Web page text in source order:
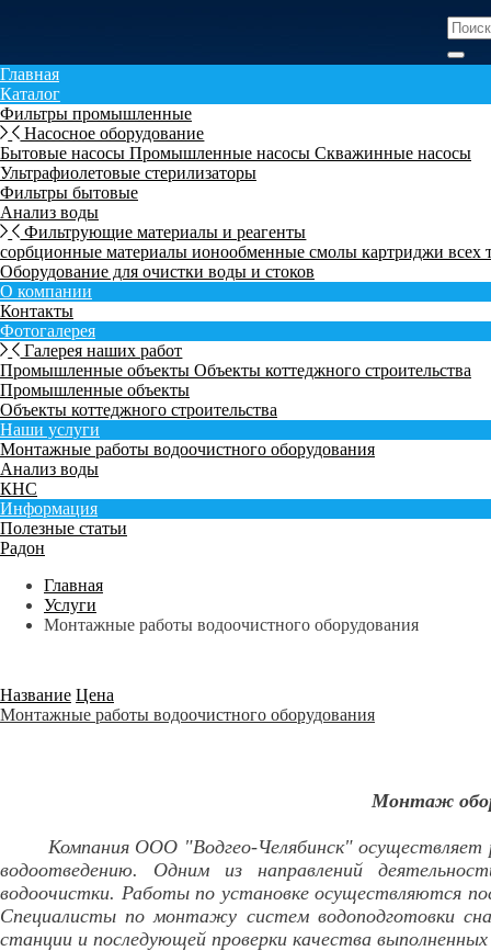
Главная
Каталог
Фильтры промышленные
Насосное оборудование
Бытовые насосы Промышленные насосы Скважинные насосы
Ультрафиолетовые стерилизаторы
Фильтры бытовые
Анализ воды
Фильтрующие материалы и реагенты
сорбционные материалы ионообменные смолы картриджи всех
Оборудование для очистки воды и стоков
О компании
Контакты
Фотогалерея
Галерея наших работ
Промышленные объекты Объекты коттеджного строительства
Промышленные объекты
Объекты коттеджного строительства
Наши услуги
Монтажные работы водоочистного оборудования
Анализ воды
КНС
Информация
Полезные статьи
Радон
Главная
Услуги
Монтажные работы водоочистного оборудования
Название Цена
Монтажные работы водоочистного оборудования
Монтаж
Компания ООО "Водгео-Челябинск" осуществляет
водоотведению. Одним из направлений
водоочистки. Работы по установке осуществляются
Специалисты по монтажу систем водоподготовки
станции и последующей проверки качества